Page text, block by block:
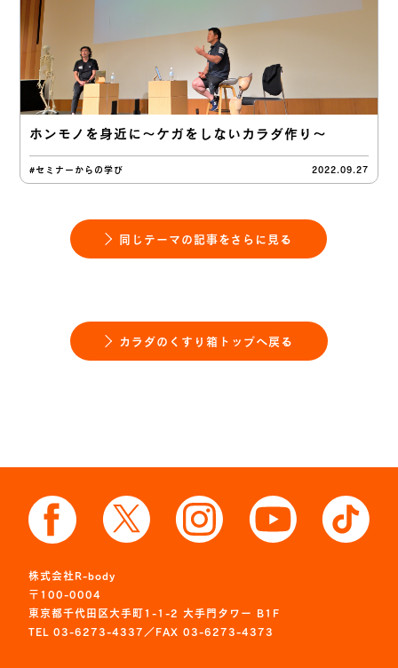
ホンモノを身近に〜ケガをしないカラダ作り〜
#セミナーからの学び 2022.09.27
同じテーマの記事をさらに見る
カラダのくすり箱トップへ戻る
株式会社R-body
〒100-0004
東京都千代田区大手町1-1-2 大手門タワー B1F
TEL 03-6273-4337／FAX 03-6273-4373